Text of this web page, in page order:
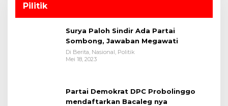
Pilitik
Surya Paloh Sindir Ada Partai
Sombong, Jawaban Megawati
Di Berita, Nasional, Politik
Mei 18, 2023
Partai Demokrat DPC Probolinggo
mendaftarkan Bacaleg nya